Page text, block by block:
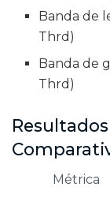
Banda de
Thrd)
Banda de
Thrd)
Métrica